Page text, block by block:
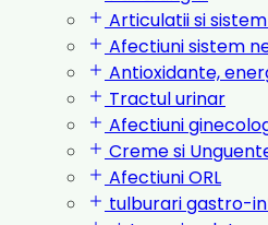
Articulatii si
Afectiuni sistem
Antioxidante,
Tractul urinar
Afectiuni
Creme si
Afectiuni ORL
tulburari gastro-